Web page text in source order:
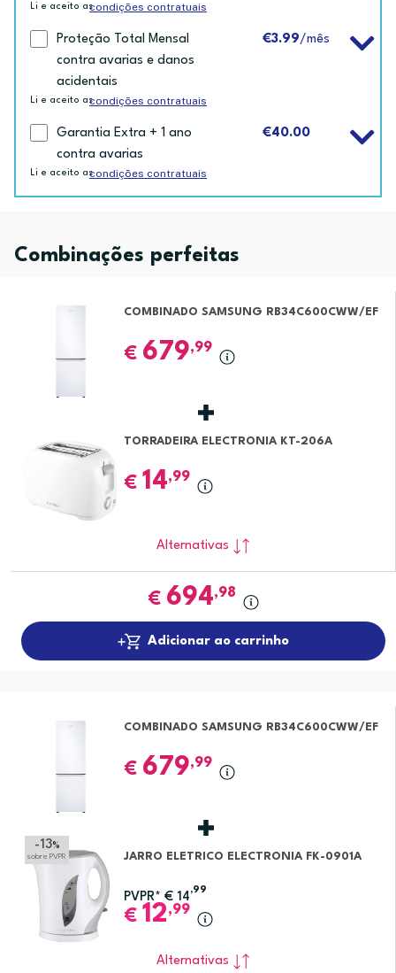
Li e aceito ascondições contratuais
Proteção Total Mensal
contra avarias e danos
acidentais
€3.99/mês
Li e aceito ascondições contratuais
Garantia Extra + 1 ano
contra avarias
€40.00
Li e aceito ascondições contratuais
Combinações perfeitas
COMBINADO SAMSUNG RB34C600CWW/EF
€ 679,99
TORRADEIRA ELECTRONIA KT-206A
€ 14,99
Alternativas
€ 694,98
Adicionar ao carrinho
COMBINADO SAMSUNG RB34C600CWW/EF
€ 679,99
-13%
sobre PVPR JARRO ELETRICO ELECTRONIA FK-0901A
PVPR* € 14
,99
€ 12,99
Alternativas